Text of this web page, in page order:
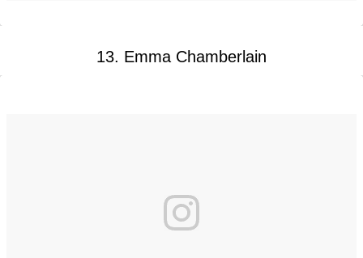
13. Emma Chamberlain